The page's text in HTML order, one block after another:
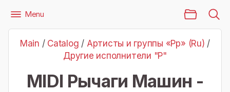
Files
Артисты и группы «Рр» (Ru)
Другие исполнители "Р"
Рычаги Машин - Иммигрант (соло)
Menu
Main / Catalog / Артисты и группы «Рр» (Ru) /
Другие исполнители "Р"
MIDI Рычаги Машин -